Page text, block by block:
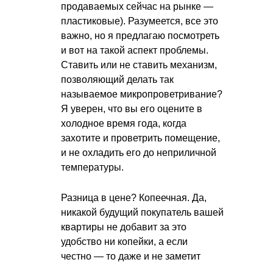
продаваемых сейчас на рынке —
пластиковые). Разумеется, все это
важно, но я предлагаю посмотреть
и вот на такой аспект проблемы.
Ставить или не ставить механизм,
позволяющий делать так
называемое микропроветривание?
Я уверен, что вы его оцените в
холодное время года, когда
захотите и проветрить помещение,
и не охладить его до неприличной
температуры.
Разница в цене? Копеечная. Да,
никакой будущий покупатель вашей
квартиры не добавит за это
удобство ни копейки, а если
честно — то даже и не заметит